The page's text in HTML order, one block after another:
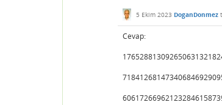
5 Ekim 2023 DoganDonmez
Cevap: